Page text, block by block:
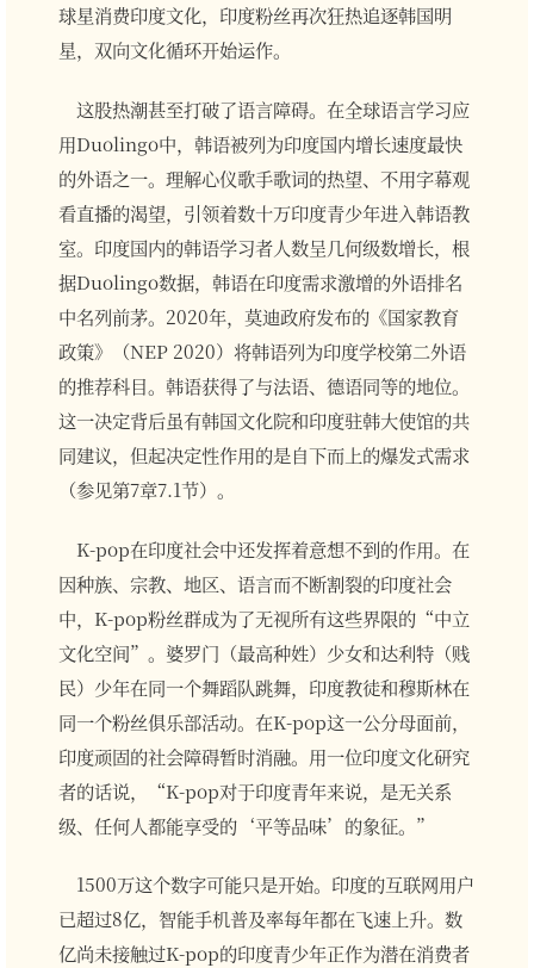
球星消费印度文化，印度粉丝再次狂热追逐韩国明
星，双向文化循环开始运作。
这股热潮甚至打破了语言障碍。在全球语言学习应
用Duolingo中，韩语被列为印度国内增长速度最快
的外语之一。理解心仪歌手歌词的热望、不用字幕观
看直播的渴望，引领着数十万印度青少年进入韩语教
室。印度国内的韩语学习者人数呈几何级数增长，根
据Duolingo数据，韩语在印度需求激增的外语排名
中名列前茅。2020年，莫迪政府发布的《国家教育
政策》（NEP 2020）将韩语列为印度学校第二外语
的推荐科目。韩语获得了与法语、德语同等的地位。
这一决定背后虽有韩国文化院和印度驻韩大使馆的共
同建议，但起决定性作用的是自下而上的爆发式需求
（参见第7章7.1节）。
K-pop在印度社会中还发挥着意想不到的作用。在
因种族、宗教、地区、语言而不断割裂的印度社会
中，K-pop粉丝群成为了无视所有这些界限的“中立
文化空间”。婆罗门（最高种姓）少女和达利特（贱
民）少年在同一个舞蹈队跳舞，印度教徒和穆斯林在
同一个粉丝俱乐部活动。在K-pop这一公分母面前，
印度顽固的社会障碍暂时消融。用一位印度文化研究
者的话说，“K-pop对于印度青年来说，是无关系
级、任何人都能享受的‘平等品味’的象征。”
1500万这个数字可能只是开始。印度的互联网用户
已超过8亿，智能手机普及率每年都在飞速上升。数
亿尚未接触过K-pop的印度青少年正作为潜在消费者